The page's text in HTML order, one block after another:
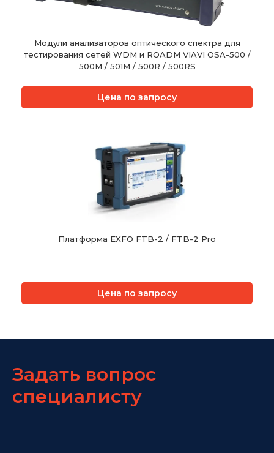
Модули анализаторов оптического спектра для
тестирования сетей WDM и ROADM VIAVI OSA-500 /
500M / 501M / 500R / 500RS
Цена по запросу
Платформа EXFO FTB-2 / FTB-2 Pro
Цена по запросу
Задать вопрос
специалисту